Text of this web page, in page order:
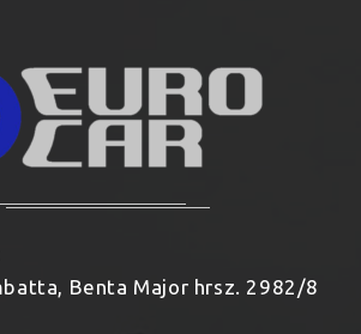
Benta Major hrsz. 2982/8